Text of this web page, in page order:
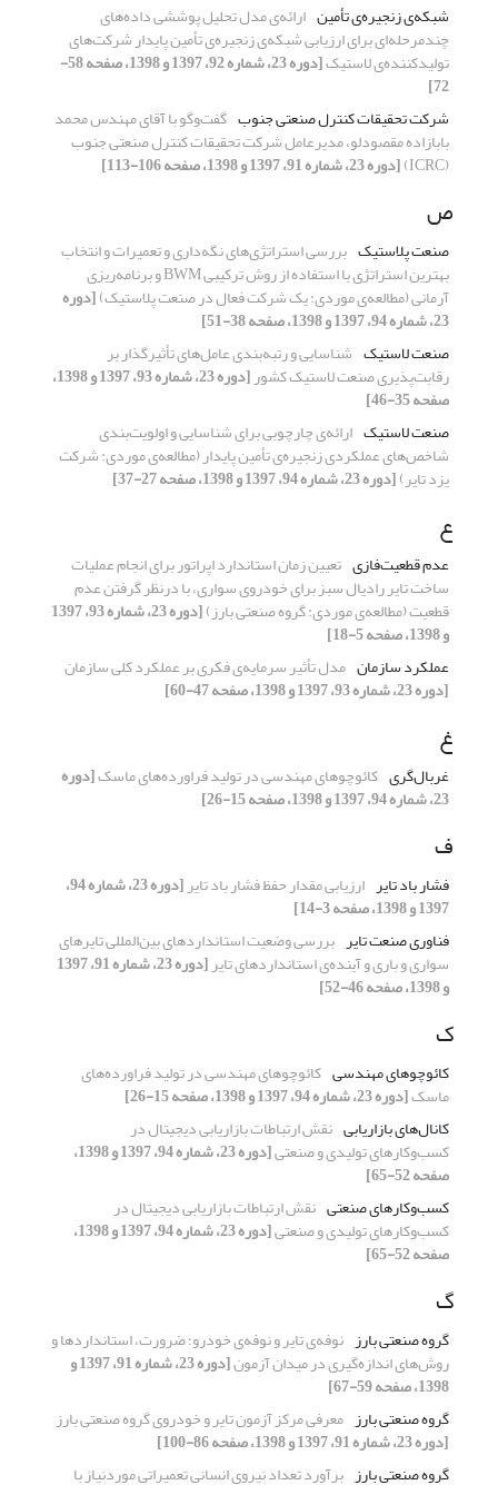
شبکه‌ی زنجیره‌ی تأمین ارائه‌ی مدل تحلیل پوششی داده‌های
چندمرحله‌ای برای ارزیابی شبکه‌ی زنجیر‌ه‌ی تأمین پایدار شرکت‌های
تولیدکننده‌ی لاستیک [دوره 23، شماره 92، 1397 و 1398، صفحه 58-
72]
شرکت تحقیقات کنترل صنعتی جنوب گفت‌وگو با آقای مهندس محمد
بابازاده مقصودلو، مدیرعامل شرکت تحقیقات کنترل صنعتی جنوب
(ICRC) [دوره 23، شماره 91، 1397 و 1398، صفحه 106-113]
ص
صنعت پلاستیک بررسی استراتژی‌های نگه‌داری و تعمیرات و انتخاب
بهترین استراتژی با استفاده از روش ترکیبی BWM و برنامه‌ریزی
آرمانی (مطالعه‌ی موردی: یک شرکت فعال در صنعت پلاستیک)[دوره
23، شماره 94، 1397 و 1398، صفحه 38-51]
صنعت لاستیک شناسایی و رتبه‌بندی عامل‌های تأثیرگذار بر
رقابت‌پذیری صنعت لاستیک کشور [دوره 23، شماره 93، 1397 و 1398،
صفحه 35-46]
صنعت لاستیک ارائه‌ی چارچوبی برای شناسایی و اولویت‌بندی
شاخص‌های عملکردی زنجیره‌ی تأمین پایدار (مطالعه‌ی موردی: شرکت
یزد تایر)[دوره 23، شماره 94، 1397 و 1398، صفحه 27-37]
ع
عدم ‌قطعیت‌فازی تعیین زمان استاندارد اپراتور برای انجام عملیات
ساخت تایر رادیال سبز برای خودروی سواری، با درنظر گرفتن عدم
قطعیت (مطالعه‌ی موردی: گروه صنعتی بارز) [دوره 23، شماره 93، 1397
و 1398، صفحه 5-18]
عملکرد سازمان مدل تأثیر سرمایه‌ی فکری بر عملکرد کلی سازمان
[دوره 23، شماره 93، 1397 و 1398، صفحه 47-60]
غ
غربال‌گری کائوچوهای مهندسی در تولید فراورده‌های ماسک[دوره
23، شماره 94، 1397 و 1398، صفحه 15-26]
ف
فشار باد تایر ارزیابی مقدار حفظ فشار باد تایر [دوره 23، شماره 94،
1397 و 1398، صفحه 3-14]
فناوری صنعت تایر بررسی وضعیت استانداردهای بین‌المللی تایرهای
سواری و باری و آینده‌ی استانداردهای تایر [دوره 23، شماره 91، 1397
و 1398، صفحه 46-52]
ک
کائوچوهای مهندسی کائوچوهای مهندسی در تولید فراورده‌های
ماسک[دوره 23، شماره 94، 1397 و 1398، صفحه 15-26]
کانال‌های بازاریابی نقش ارتباطات بازاریابی دیجیتال در
کسب‌وکارهای تولیدی و صنعتی [دوره 23، شماره 94، 1397 و 1398،
صفحه 52-65]
کسب‌وکارهای صنعتی نقش ارتباطات بازاریابی دیجیتال در
کسب‌وکارهای تولیدی و صنعتی [دوره 23، شماره 94، 1397 و 1398،
صفحه 52-65]
گ
گروه صنعتی بارز نوفه‌ی تایر و نوفه‌ی خودرو؛ ضرورت، استانداردها و
روش‌های اندازه‌گیری در میدان آزمون [دوره 23، شماره 91، 1397 و
1398، صفحه 59-67]
گروه صنعتی بارز معرفی مرکز آزمون تایر و خودروی گروه صنعتی بارز
[دوره 23، شماره 91، 1397 و 1398، صفحه 86-100]
گروه صنعتی بارز برآورد تعداد نیروی انسانی تعمیراتی موردنیاز با